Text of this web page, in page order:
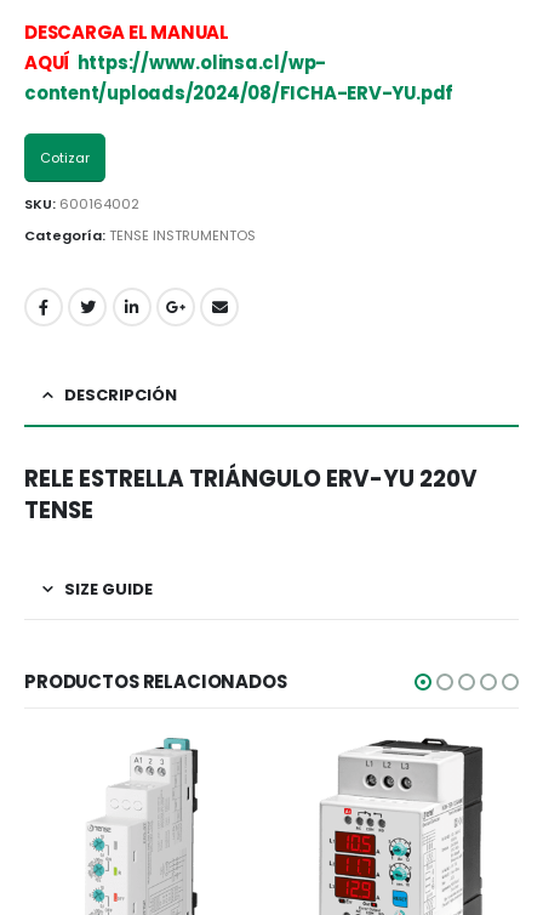
DESCARGA EL MANUAL
AQUÍ https://www.olinsa.cl/wp-
content/uploads/2024/08/FICHA-ERV-YU.pdf
Cotizar
SKU: 600164002
Categoría:TENSE INSTRUMENTOS
DESCRIPCIÓN
RELE ESTRELLA TRIÁNGULO ERV-YU 220V
TENSE
SIZE GUIDE
PRODUCTOS RELACIONADOS